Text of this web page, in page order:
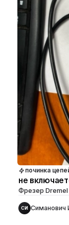
починка
не
Фрезер
СИ Симанович